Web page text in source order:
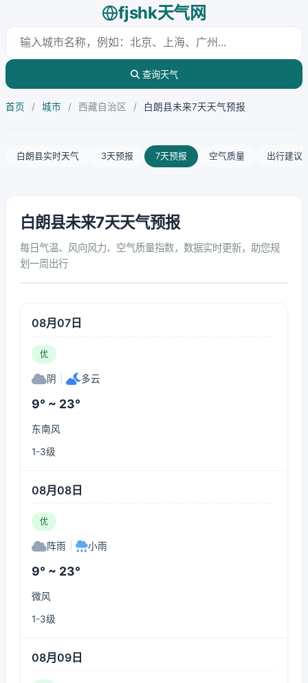
fjshk天气网
查询天气
首页 / 城市 / 西藏自治区 / 白朗县未来7天天气预报
白朗县实时天气 3天预报 7天预报 空气质量 出行建议
白朗县未来7天天气预报
每日气温、风向风力、空气质量指数，数据实时更新，助您规
划一周出行
08月07日
优
阴 多云
9° ~ 23°
东南风
1-3级
08月08日
优
阵雨 小雨
9° ~ 23°
微风
1-3级
08月09日